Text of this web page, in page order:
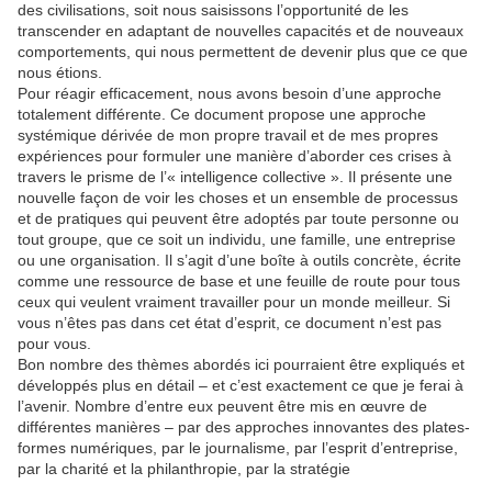
des civilisations, soit nous saisissons l’opportunité de les
transcender en adaptant de nouvelles capacités et de nouveaux
comportements, qui nous permettent de devenir plus que ce que
nous étions.
Pour réagir efficacement, nous avons besoin d’une approche
totalement différente. Ce document propose une approche
systémique dérivée de mon propre travail et de mes propres
expériences pour formuler une manière d’aborder ces crises à
travers le prisme de l’« intelligence collective ». Il présente une
nouvelle façon de voir les choses et un ensemble de processus
et de pratiques qui peuvent être adoptés par toute personne ou
tout groupe, que ce soit un individu, une famille, une entreprise
ou une organisation. Il s’agit d’une boîte à outils concrète, écrite
comme une ressource de base et une feuille de route pour tous
ceux qui veulent vraiment travailler pour un monde meilleur. Si
vous n’êtes pas dans cet état d’esprit, ce document n’est pas
pour vous.
Bon nombre des thèmes abordés ici pourraient être expliqués et
développés plus en détail – et c’est exactement ce que je ferai à
l’avenir. Nombre d’entre eux peuvent être mis en œuvre de
différentes manières – par des approches innovantes des plates-
formes numériques, par le journalisme, par l’esprit d’entreprise,
par la charité et la philanthropie, par la stratégie